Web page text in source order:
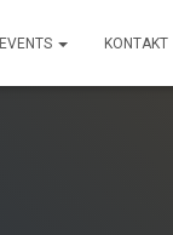
EVENTS KONTAKT